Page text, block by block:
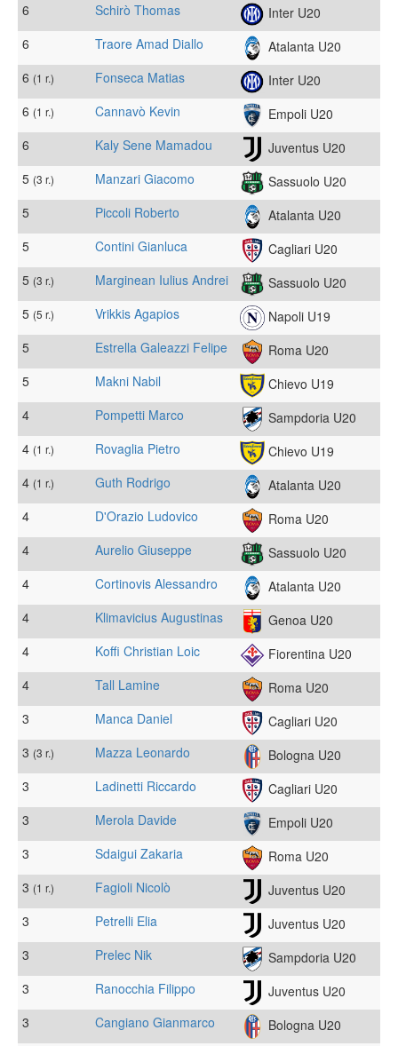
6
Schirò Thomas
Inter U20
6
Traore Amad Diallo
Atalanta U20
6 (1 r.) Fonseca Matias
Inter U20
6 (1 r.) Cannavò Kevin
Empoli U20
6
Kaly Sene Mamadou
Juventus U20
5 (3 r.) Manzari Giacomo
Sassuolo U20
5
Piccoli Roberto
Atalanta U20
5
Contini Gianluca
Cagliari U20
5 (3 r.) Marginean Iulius Andrei
Sassuolo U20
5 (5 r.) Vrikkis Agapios
Napoli U19
5
Estrella Galeazzi Felipe
Roma U20
5
Makni Nabil
Chievo U19
4
Pompetti Marco
Sampdoria U20
4 (1 r.) Rovaglia Pietro
Chievo U19
4 (1 r.) Guth Rodrigo
Atalanta U20
4
D'Orazio Ludovico
Roma U20
4
Aurelio Giuseppe
Sassuolo U20
4
Cortinovis Alessandro
Atalanta U20
4
Klimavicius Augustinas
Genoa U20
4
Koffi Christian Loic
Fiorentina U20
4
Tall Lamine
Roma U20
3
Manca Daniel
Cagliari U20
3 (3 r.) Mazza Leonardo
Bologna U20
3
Ladinetti Riccardo
Cagliari U20
3
Merola Davide
Empoli U20
3
Sdaigui Zakaria
Roma U20
3 (1 r.) Fagioli Nicolò
Juventus U20
3
Petrelli Elia
Juventus U20
3
Prelec Nik
Sampdoria U20
3
Ranocchia Filippo
Juventus U20
3
Cangiano Gianmarco
Bologna U20